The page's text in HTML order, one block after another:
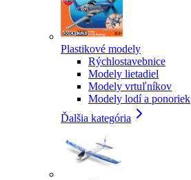
Plastikové modely
Rýchlostavebnice
Modely lietadiel
Modely vrtuľníkov
Modely lodí a ponoriek
Ďalšia kategória